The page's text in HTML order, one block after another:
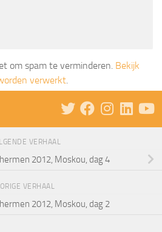
om spam te verminderen. Bekijk
verwerkt
VERHAAL
2012, Moskou, dag 4
VERHAAL
2012, Moskou, dag 2